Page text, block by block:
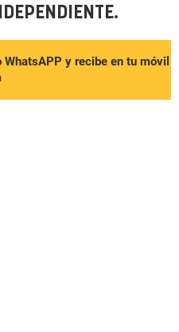
y recibe en tu móvil